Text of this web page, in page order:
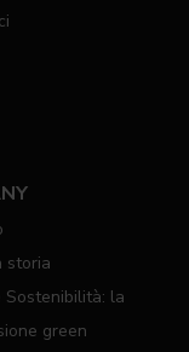
storia
Sostenibilità: la
green